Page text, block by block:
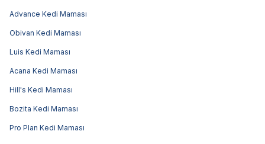
Advance Kedi Maması
Obivan Kedi Maması
Luis Kedi Maması
Acana Kedi Maması
Hill's Kedi Maması
Bozita Kedi Maması
Pro Plan Kedi Maması